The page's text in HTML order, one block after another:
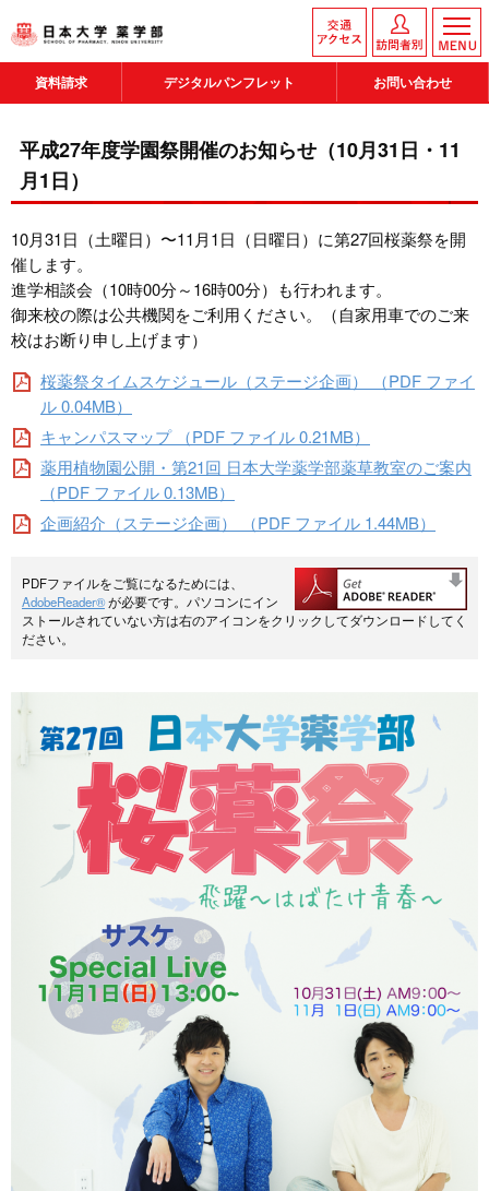
資料請求 デジタルパンフレット お問い合わせ
平成27年度学園祭開催のお知らせ（10月31日・11
月1日）
10月31日（土曜日）〜11月1日（日曜日）に第27回桜薬祭を開
催します。
進学相談会（10時00分～16時00分）も行われます。
御来校の際は公共機関をご利用ください。（自家用車でのご来
校はお断り申し上げます）
桜薬祭タイムスケジュール（ステージ企画） （PDF ファイ
ル 0.04MB）
キャンパスマップ （PDF ファイル 0.21MB）
薬用植物園公開・第21回 日本大学薬学部薬草教室のご案内
（PDF ファイル 0.13MB）
企画紹介（ステージ企画） （PDF ファイル 1.44MB）
PDFファイルをご覧になるためには、
AdobeReader®が必要です。パソコンにイン
ストールされていない方は右のアイコンをクリックしてダウンロードしてく
ださい。